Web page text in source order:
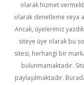
olarak hizmet
olarak denetleme veya
Ancak, üyelerimiz
siteye üye olarak bu
sitesi, herhangi bir
bulunmamaktadır.
paylaşılmaktadır.